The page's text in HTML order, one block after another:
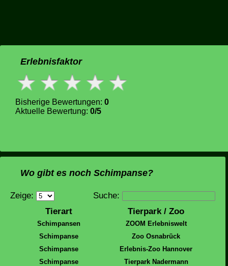
Erlebnisfaktor
Bisherige Bewertungen: 0
Aktuelle Bewertung: 0/5
Wo gibt es noch Schimpanse?
Suche:
Zeige:
Tierart
Tierpark / Zoo
Schimpansen
ZOOM Erlebniswelt
Schimpanse
Zoo Osnabrück
Schimpanse
Erlebnis-Zoo Hannover
Schimpanse
Tierpark Nadermann